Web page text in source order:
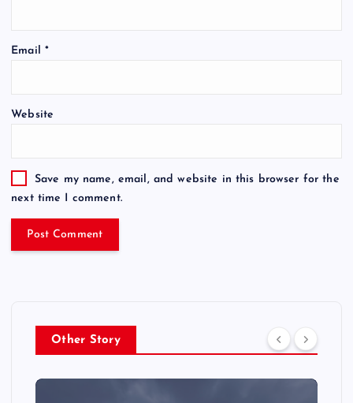
Email *
Website
Save my name, email, and website in this browser for the
next time I comment.
Other Story